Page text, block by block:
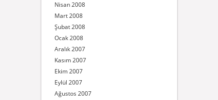
Nisan 2008
Mart 2008
Şubat 2008
Ocak 2008
Aralık 2007
Kasım 2007
Ekim 2007
Eylül 2007
Ağustos 2007